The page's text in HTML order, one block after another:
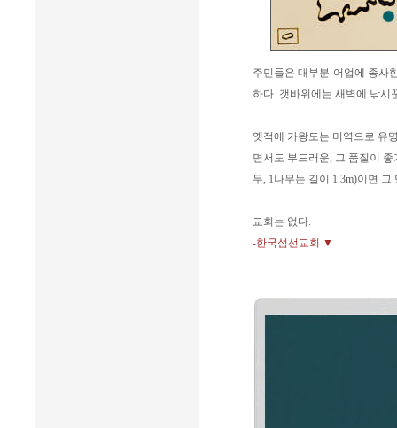
주민들은 대부분 어업에 종사
하다. 갯바위에는 새벽에 낚시
옛적에 가왕도는 미역으로 유
면서도 부드러운, 그 품질이
무, 1나무는 길이 1.3m)이면
교회는 없다.
-한국섬선교회 ▼